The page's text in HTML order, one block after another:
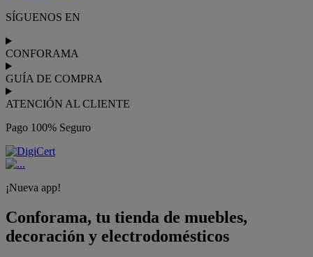
SÍGUENOS EN
CONFORAMA
GUÍA DE COMPRA
ATENCIÓN AL CLIENTE
Pago 100% Seguro
¡Nueva app!
Conforama, tu tienda de muebles,
decoración y electrodomésticos